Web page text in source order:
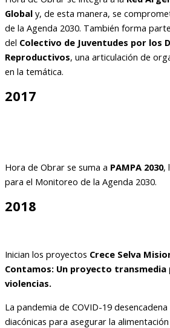
Global y, de esta manera, se
de la Agenda 2030. También forma
del Colectivo de Juventudes por los
Reproductivos, una articulación de
en la temática.
2017
Hora de Obrar se suma a PAMPA 2030,
para el Monitoreo de la Agenda 2030.
2018
Inician los proyectos Crece Selva
Contamos: Un proyecto transmedia
violencias.
La pandemia de COVID-19
diacónicas para asegurar la